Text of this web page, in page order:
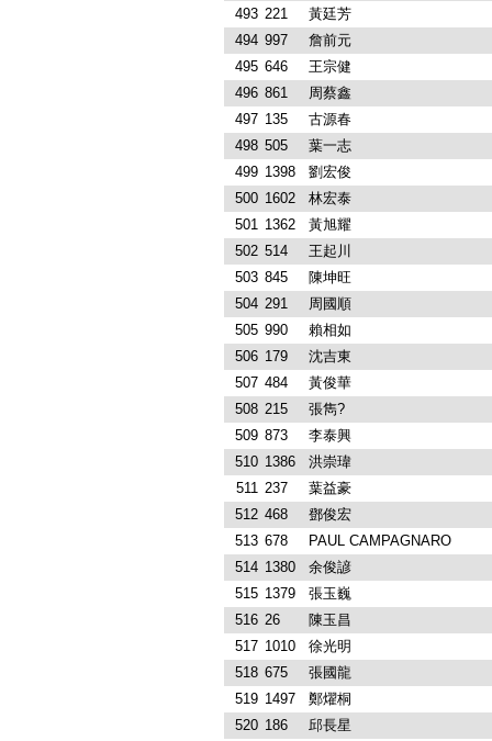
493 221
黃廷芳
494 997
詹前元
495 646
王宗健
496 861
周蔡鑫
497 135
古源春
498 505
葉一志
499 1398
劉宏俊
500 1602
林宏泰
501 1362
黃旭耀
502 514
王起川
503 845
陳坤旺
504 291
周國順
505 990
賴相如
506 179
沈吉東
507 484
黃俊華
508 215
張雋?
509 873
李泰興
510 1386
洪崇瑋
511 237
葉益豪
512 468
鄧俊宏
513 678
PAUL CAMPAGNARO
514 1380
余俊諺
515 1379
張玉巍
516 26
陳玉昌
517 1010
徐光明
518 675
張國龍
519 1497
鄭燿桐
520 186
邱長星